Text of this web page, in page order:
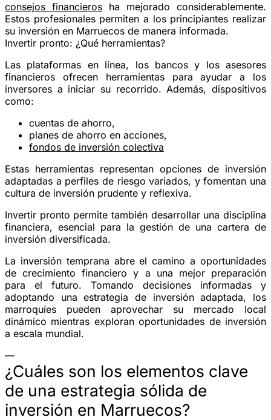
consejos financieros ha mejorado considerablemente.
Estos profesionales permiten a los principiantes realizar
su inversión en Marruecos de manera informada.
Invertir pronto: ¿Qué herramientas?
Las plataformas en línea, los bancos y los asesores
financieros ofrecen herramientas para ayudar a los
inversores a iniciar su recorrido. Además, dispositivos
como:
cuentas de ahorro,
planes de ahorro en acciones,
fondos de inversión colectiva
Estas herramientas representan opciones de inversión
adaptadas a perfiles de riesgo variados, y fomentan una
cultura de inversión prudente y reflexiva.
Invertir pronto permite también desarrollar una disciplina
financiera, esencial para la gestión de una cartera de
inversión diversificada.
La inversión temprana abre el camino a oportunidades
de crecimiento financiero y a una mejor preparación
para el futuro. Tomando decisiones informadas y
adoptando una estrategia de inversión adaptada, los
marroquíes pueden aprovechar su mercado local
dinámico mientras exploran oportunidades de inversión
a escala mundial.
—
¿Cuáles son los elementos clave
de una estrategia sólida de
inversión en Marruecos?